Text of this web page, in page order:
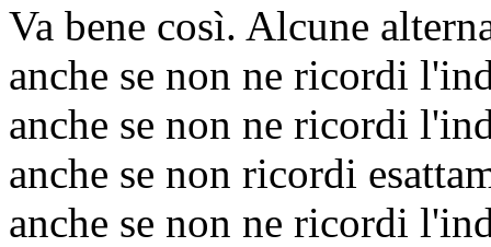
Va bene così. Alcune
anche se non ne ricordi
anche se non ne ricordi
anche se non ricordi
anche se non ne ricordi